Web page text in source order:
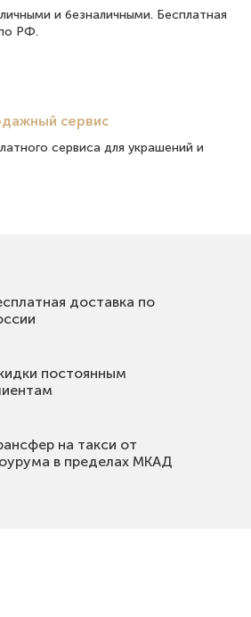
и безналичными. Бесплатная
РФ.
сервис
сервиса для украшений и
доставка по
постоянным
на такси от
в пределах МКАД